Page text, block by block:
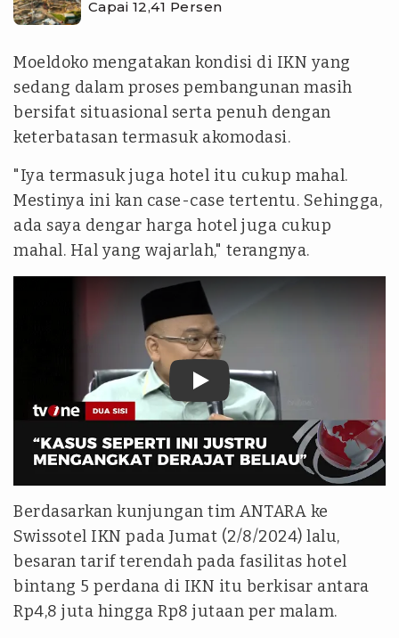
Capai 12,41 Persen
Moeldoko mengatakan kondisi di IKN yang
sedang dalam proses pembangunan masih
bersifat situasional serta penuh dengan
keterbatasan termasuk akomodasi.
"Iya termasuk juga hotel itu cukup mahal.
Mestinya ini kan case-case tertentu. Sehingga,
ada saya dengar harga hotel juga cukup
mahal. Hal yang wajarlah," terangnya.
Berdasarkan kunjungan tim ANTARA ke
Swissotel IKN pada Jumat (2/8/2024) lalu,
besaran tarif terendah pada fasilitas hotel
bintang 5 perdana di IKN itu berkisar antara
Rp4,8 juta hingga Rp8 jutaan per malam.